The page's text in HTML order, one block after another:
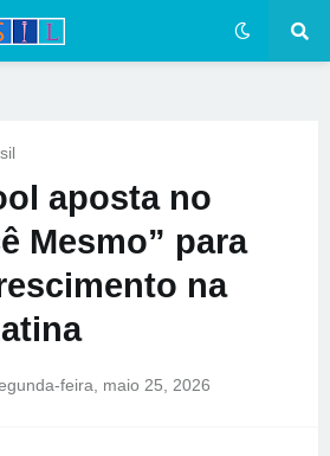
aposta no
Mesmo” para
na
feira, maio 25, 2026